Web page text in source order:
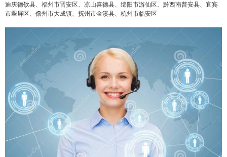
迪庆德钦县、福州市晋安区、凉山喜德县、绵阳市游仙区、黔西南普安县、宜宾
市翠屏区、儋州市大成镇、抚州市金溪县、杭州市临安区